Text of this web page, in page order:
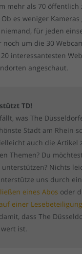
mehr als 70 öffentlich
es weniger
für jeden
noch um die 30
interessantesten
angeschaut.
TD!
was The
Stadt am Rhein
auch die Artikel
Themen? Du
Nichts
uns durch ein
eines Abos oder
einer Lesebeteiligung
dass The
ist.